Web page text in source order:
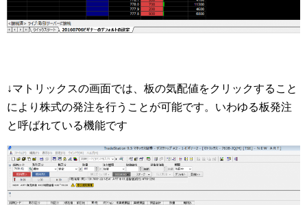
↓マトリックスの画面では、板の気配値をクリックすること
により株式の発注を行うことが可能です。いわゆる板発注
と呼ばれている機能です